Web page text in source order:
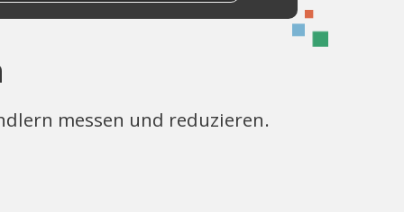
messen und reduzieren.